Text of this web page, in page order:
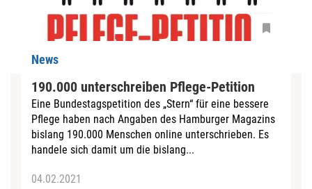
News
190.000 unterschreiben Pflege-Petition
Eine Bundestagspetition des „Stern“ für eine bessere
Pflege haben nach Angaben des Hamburger Magazins
bislang 190.000 Menschen online unterschrieben. Es
handele sich damit um die bislang...
04.02.2021